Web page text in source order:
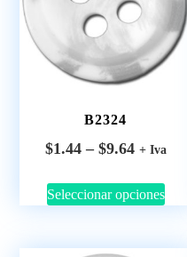
B2324
$1.44 – $9.64 + Iva
Seleccionar opciones